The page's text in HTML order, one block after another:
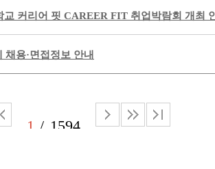
교 커리어 핏 CAREER FIT 취업박람회 개최
채용·면접정보 안내
1 1594